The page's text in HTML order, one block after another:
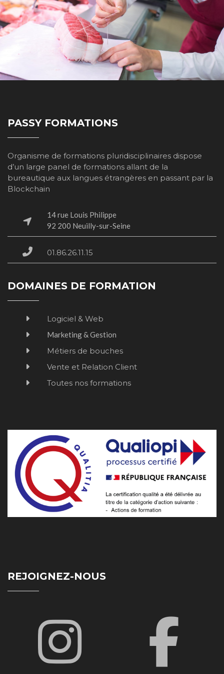
PASSY FORMATIONS
Organisme de formations pluridisciplinaires dispose
d’un large panel de formations allant de la
bureautique aux langues étrangères en passant par la
Blockchain
14 rue Louis Philippe
​​​​​​​92 200 Neuilly-sur-Seine
01.86.26.11.15
DOMAINES DE FORMATION
Logiciel & Web
Marketing & Gestion
Métiers de bouches
Vente et Relation Client
Toutes nos formations
REJOIGNEZ-NOUS